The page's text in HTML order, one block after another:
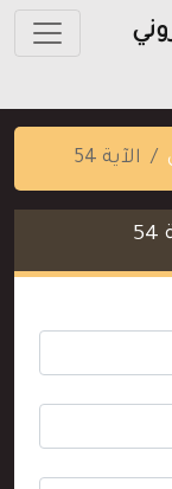
الآية 54